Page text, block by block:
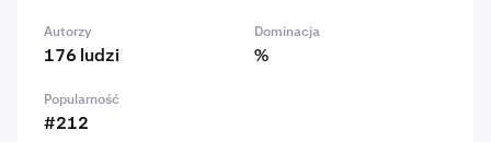
Autorzy
176 ludzi
Dominacja
%
Popularność
#212